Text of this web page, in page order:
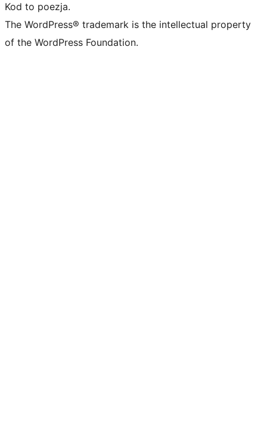
Kod to poezja.
The WordPress® trademark is the intellectual property
of the WordPress Foundation.